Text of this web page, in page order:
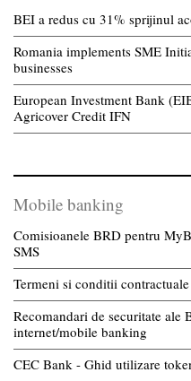
BEI a redus cu 31% sprijinul
Romania implements SME
businesses
European Investment Bank
Agricover Credit IFN
Mobile banking
Comisioanele BRD pentru
SMS
Termeni si conditii
Recomandari de securitate
internet/mobile banking
CEC Bank - Ghid utilizare